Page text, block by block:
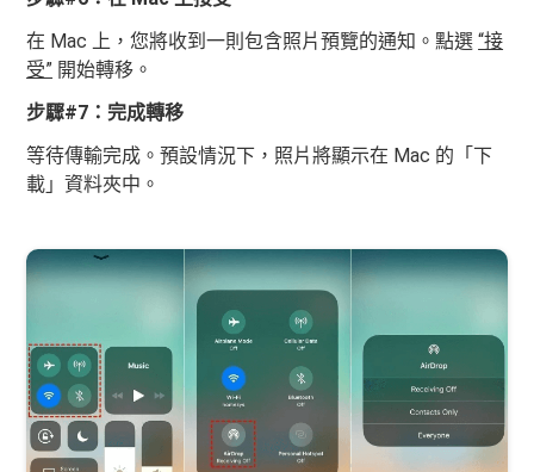
在 Mac 上，您將收到一則包含照片預覽的通知。點選“接
受” 開始轉移。
步驟#7：完成轉移
等待傳輸完成。預設情況下，照片將顯示在 Mac 的「下
載」資料夾中。